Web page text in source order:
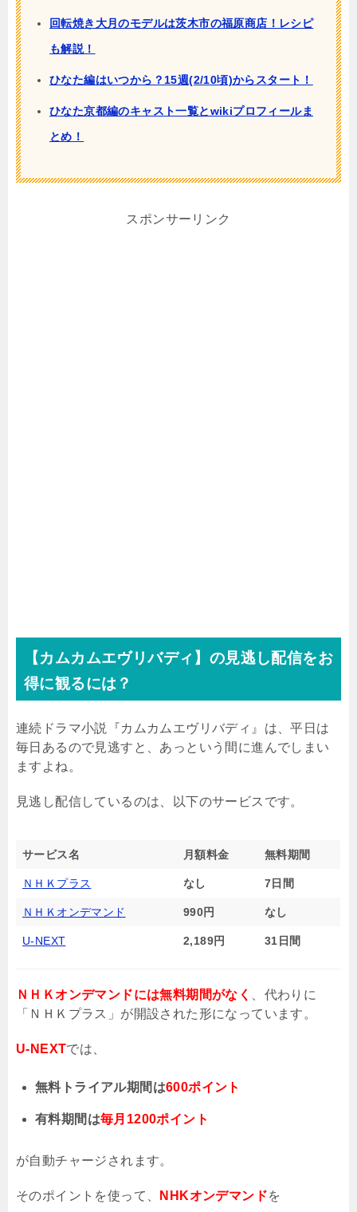
回転焼き大月のモデルは茨木市の福原商店！レシピ
も解説！
ひなた編はいつから？15週(2/10頃)からスタート！
ひなた京都編のキャスト一覧とwikiプロフィールま
とめ！
スポンサーリンク
【カムカムエヴリバディ】の見逃し配信をお
得に観るには？
連続ドラマ小説『カムカムエヴリバディ』は、平日は
毎日あるので見逃すと、あっという間に進んでしまい
ますよね。
見逃し配信しているのは、以下のサービスです。
サービス名 月額料金 無料期間
ＮＨＫプラス なし 7日間
ＮＨＫオンデマンド 990円 なし
U-NEXT 2,189円 31日間
ＮＨＫオンデマンドには無料期間がなく
、代わりに
「ＮＨＫプラス」が開設された形になっています。
U-NEXTでは、
無料トライアル期間は600ポイント
有料期間は毎月1200ポイント
が自動チャージされます。
そのポイントを使って、 NHKオンデマンドを